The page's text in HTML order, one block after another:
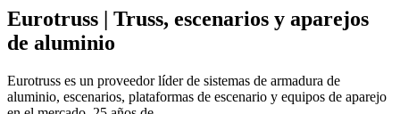
Eurotruss | Truss, escenarios y aparejos
de aluminio
Eurotruss es un proveedor líder de sistemas de armadura de
aluminio, escenarios, plataformas de escenario y equipos de aparejo